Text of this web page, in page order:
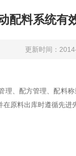
配料系统有
更新时间：
配方管理、配料
原料出库时遵循先进